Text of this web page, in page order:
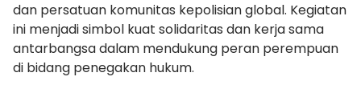
dan persatuan komunitas kepolisian global. Kegiatan
ini menjadi simbol kuat solidaritas dan kerja sama
antarbangsa dalam mendukung peran perempuan
di bidang penegakan hukum.